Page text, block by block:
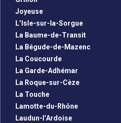
Joyeuse
L’Isle-sur-la-Sorgue
La Baume-de-Transit
La Bégude-de-Mazenc
La Coucourde
La Garde-Adhémar
La Roque-sur-Cèze
La Touche
Lamotte-du-Rhône
Laudun-l’Ardoise